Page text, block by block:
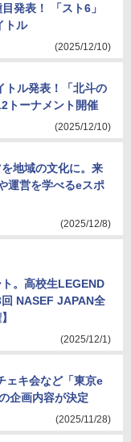
発表！ 「スト6」
トル
(2025/12/10)
トル発表！「北斗の
トーナメント開催
(2025/12/10)
地域の文化に。来
運営を学べるeスポ
(2025/12/8)
ト。高校生LEGEND
NASEF JAPAN全
(2025/12/1)
ェキ会など「東京e
企画内容が決定
(2025/11/28)